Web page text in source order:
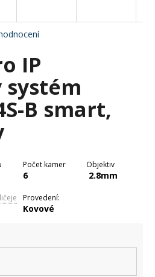
IP
B smart,
Počet kamer
6
Objektiv
2.8mm
Provedení:
Kovové